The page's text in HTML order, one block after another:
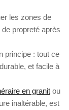
les zones de
propreté après
principe : tout ce
et facile à
en granit ou
inaltérable, est